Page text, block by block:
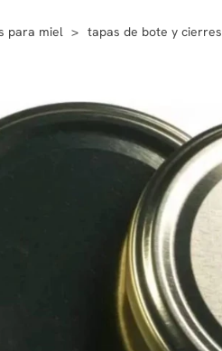
para miel tapas de bote y cierres